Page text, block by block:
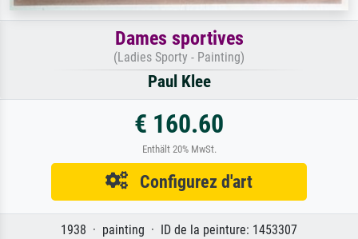
Dames sportives
(Ladies Sporty - Painting)
Paul Klee
€ 160.60
Enthält 20% MwSt.
Configurez d'art
1938 · painting · ID de la peinture: 1453307